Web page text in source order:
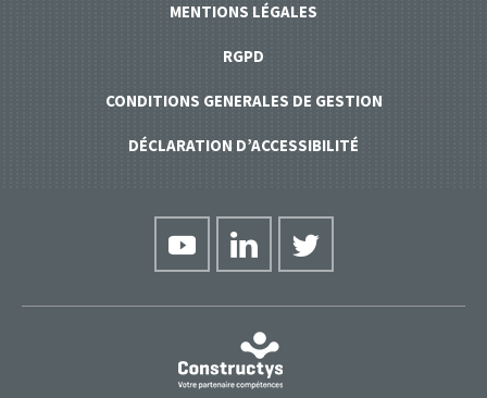
MENTIONS LÉGALES
RGPD
CONDITIONS GENERALES DE GESTION
DÉCLARATION D’ACCESSIBILITÉ